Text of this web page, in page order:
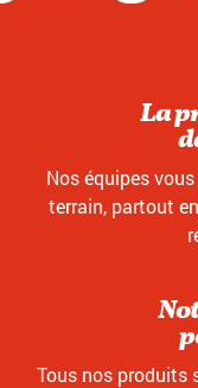
La
Nos équipes
terrain, partout
Tous nos produits